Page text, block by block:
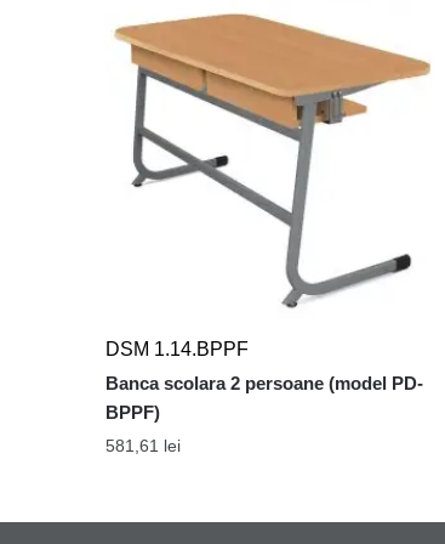
DSM 1.14.BPPF
Banca scolara 2 persoane (model PD-
BPPF)
581,61 lei